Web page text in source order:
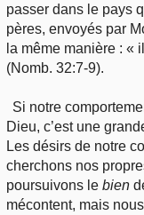
passer dans le pays
pères, envoyés par
la même manière : «
(Nomb. 32:7-9).
Si notre
Dieu, c’est une
Les désirs de notre
cherchons nos
poursuivons le bien
mécontent, mais